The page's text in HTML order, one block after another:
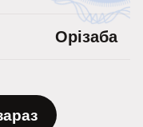
Орізаба